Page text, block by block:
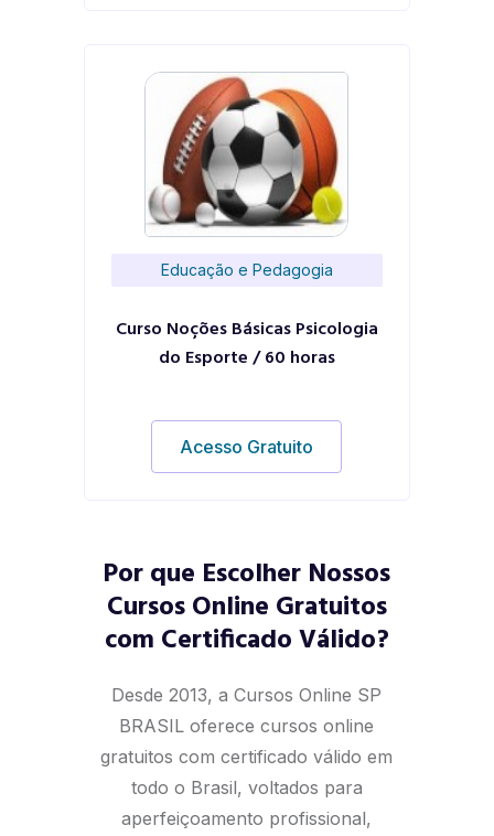
Educação e Pedagogia
Curso Noções Básicas Psicologia
do Esporte / 60 horas
Acesso Gratuito
Por que Escolher Nossos
Cursos Online Gratuitos
com Certificado Válido?
Desde 2013, a Cursos Online SP
BRASIL oferece cursos online
gratuitos com certificado válido em
todo o Brasil, voltados para
aperfeiçoamento profissional,